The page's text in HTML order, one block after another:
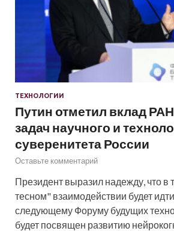
ТЕХНОЛОГИИ
Путин отметил вклад
задач научного и
суверенитета России
Оставьте комментарий
Президент выразил надежду, что в
тесном" взаимодействии будет
следующему Форуму будущих
будет посвящен развитию